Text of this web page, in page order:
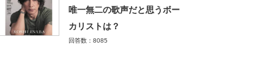
唯一無二の歌声だと思うボー
カリストは？
回答数：8085